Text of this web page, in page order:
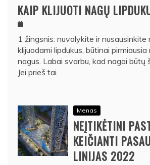
KAIP KLIJUOTI NAGŲ
1 žingsnis: nuvalykite ir
klijuodami lipdukus, būtinai
nagus. Labai svarbu, kad nagai būtų
Jei prieš tai
Menas
NEĮTIKĖTINI
KEIČIANTI
LINIJAS 2022